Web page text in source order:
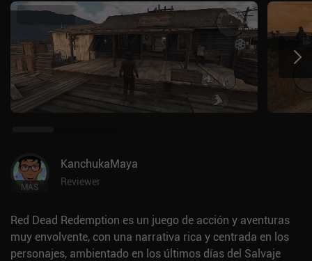
MÁS
KanchukaMaya
Reviewer
Red Dead Redemption es un juego de acción y aventuras
muy envolvente, con una narrativa rica y centrada en los
personajes, ambientado en los últimos días del Salvaje